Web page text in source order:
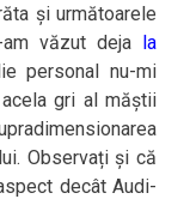
și următoarele
văzut deja la
personal nu-mi
gri al măștii
Observați și că
decât Audi-